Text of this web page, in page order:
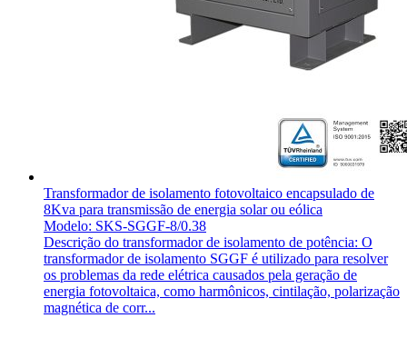
Transformador de isolamento fotovoltaico encapsulado de
8Kva para transmissão de energia solar ou eólica
Modelo: SKS-SGGF-8/0.38
Descrição do transformador de isolamento de potência: O
transformador de isolamento SGGF é utilizado para resolver
os problemas da rede elétrica causados pela geração de
energia fotovoltaica, como harmônicos, cintilação, polarização
magnética de corr...